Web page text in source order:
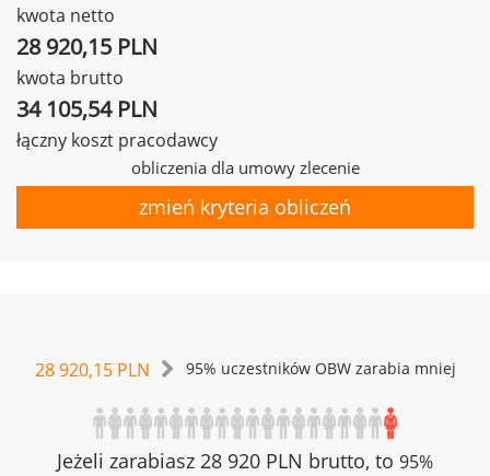
kwota netto
28 920,15 PLN
kwota brutto
34 105,54 PLN
łączny koszt pracodawcy
obliczenia dla umowy zlecenie
zmień kryteria obliczeń
28 920,15 PLN 95% uczestników OBW zarabia mniej
Jeżeli zarabiasz 28 920 PLN brutto, to 95%